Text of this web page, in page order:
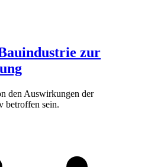
zur
den Auswirkungen der
betroffen sein.